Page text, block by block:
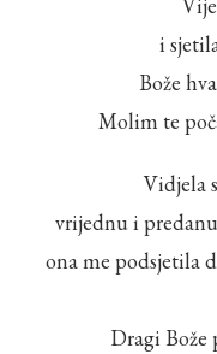
i
Bože
Molim te
Vidjela
vrijednu i
ona me podsjetila
Dragi Bože